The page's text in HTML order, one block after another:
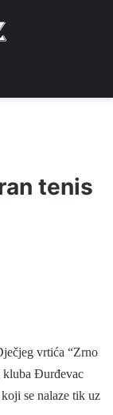
tenis
vrtića “Zrno
kluba Đurđevac
se nalaze tik uz